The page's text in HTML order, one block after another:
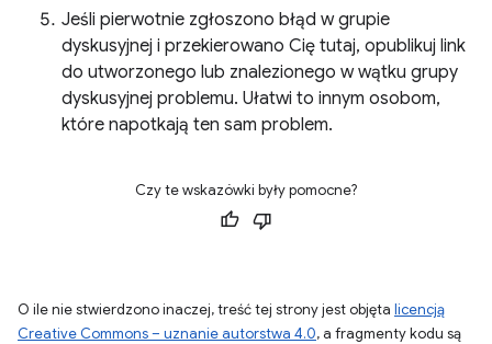
Jeśli pierwotnie zgłoszono błąd w grupie
dyskusyjnej i przekierowano Cię tutaj, opublikuj link
do utworzonego lub znalezionego w wątku grupy
dyskusyjnej problemu. Ułatwi to innym osobom,
które napotkają ten sam problem.
Czy te wskazówki były pomocne?
O ile nie stwierdzono inaczej, treść tej strony jest objęta licencją
Creative Commons – uznanie autorstwa 4.0, a fragmenty kodu są